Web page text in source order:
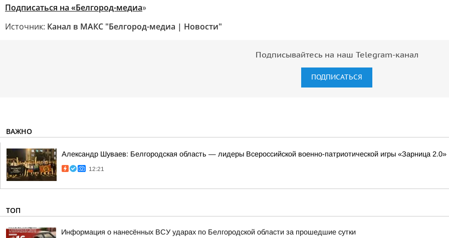
Подписаться на «Белгород-медиа»
Источник: Канал в МАКС "Белгород-медиа | Новости"
Подписывайтесь на наш Telegram-канал
ПОДПИСАТЬСЯ
ВАЖНО
Александр Шуваев: Белгородская область — лидеры Всероссийской военно-патриотической игры «Зарница
12:21
ТОП
Информация о нанесённых ВСУ ударах по Белгородской области за прошедшие сутки